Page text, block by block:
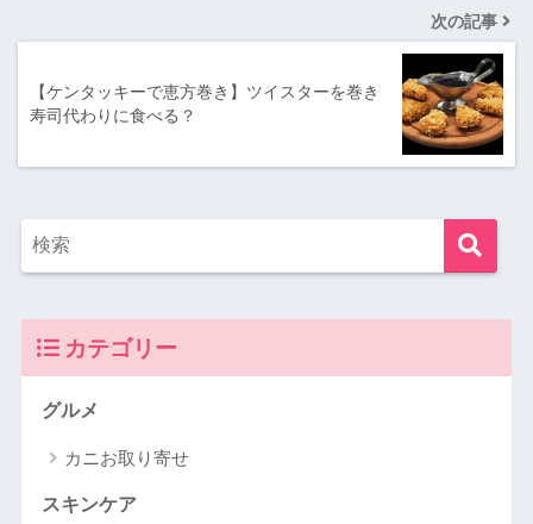
次の記事
【ケンタッキーで恵方巻き】ツイスターを巻き
寿司代わりに食べる？
カテゴリー
グルメ
カニお取り寄せ
スキンケア